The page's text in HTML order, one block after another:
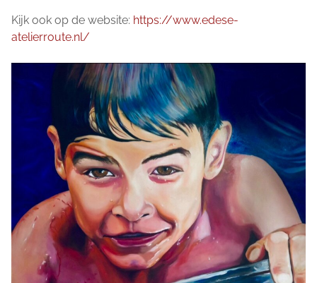
Kijk ook op de website: https://www.edese-
atelierroute.nl/